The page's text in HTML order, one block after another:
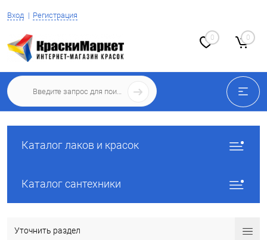
Вход Регистрация
0 0
Каталог лаков и красок
Каталог сантехники
Уточнить раздел